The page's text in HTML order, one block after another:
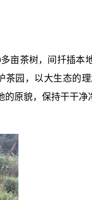
亩茶树，间扦插
茶园，以大生态
原貌，保持干干